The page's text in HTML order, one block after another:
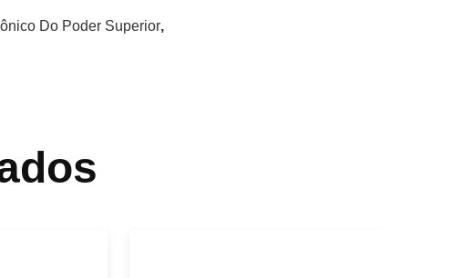
Do Poder Superior,